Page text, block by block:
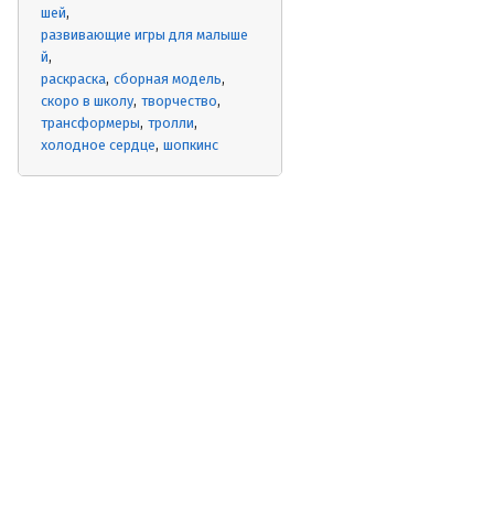
шей
развивающие игры для малыше
й
раскраска сборная модель
скоро в школу творчество
трансформеры тролли
холодное сердце шопкинс